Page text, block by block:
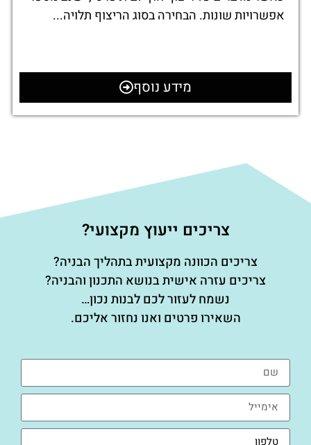
אפשרויות שונות. הבחירה בסוג הריצוף תלויה...
מידע נוסף
צריכים ייעוץ מקצועי?
צריכים הכוונה מקצועית בתהליך הבניה?
צריכים עזרה אישית בנושא התכנון והבניה?
נשמח לעזור לכם לבנות נכון…
השאירו פרטים ואנו נחזור אליכם.